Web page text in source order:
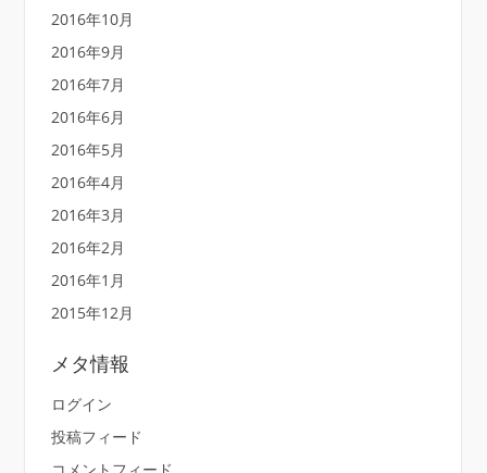
2016年10月
2016年9月
2016年7月
2016年6月
2016年5月
2016年4月
2016年3月
2016年2月
2016年1月
2015年12月
メタ情報
ログイン
投稿フィード